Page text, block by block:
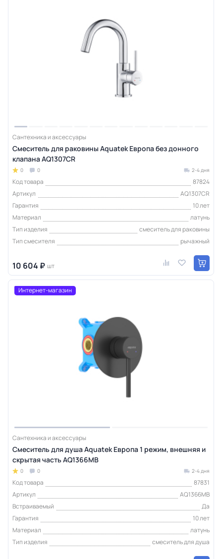
Сантехника и аксессуары
Смеситель для раковины Aquatek Европа без донного
клапана AQ1307CR
0 0 2-4 дня
Код товара
87824
Артикул
AQ1307CR
Гарантия
10 лет
Материал
латунь
Тип изделия
смеситель для раковины
Тип смесителя
рычажный
10 604 ₽ шт
Интернет-магазин
Сантехника и аксессуары
Смеситель для душа Aquatek Европа 1 режим, внешняя и
скрытая часть AQ1366MB
0 0 2-4 дня
Код товара
87831
Артикул
AQ1366MB
Встраиваемый
Да
Гарантия
10 лет
Материал
латунь
Тип изделия
смеситель для душа